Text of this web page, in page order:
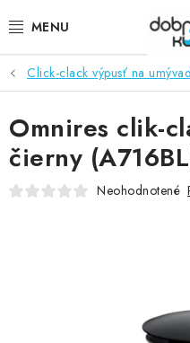
na
SPRCHOVÉ KÚTY
SPRCHOVÉ DVERE
BATÉRIE
Click-clack výpusť na
Omnires clik-
čierny
Neohodnotené